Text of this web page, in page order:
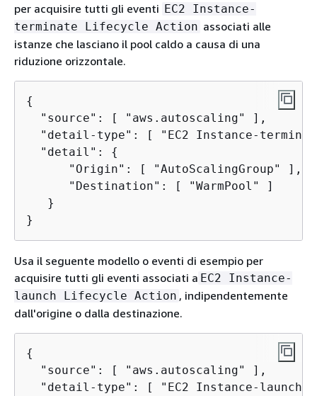
per acquisire tutti gli eventi EC2 Instance-
terminate Lifecycle Action associati alle
istanze che lasciano il pool caldo a causa di una
riduzione orizzontale.
{
  "source": [ "aws.autoscaling" ],
"detail-type": [ "EC2 Instance-
  "detail":
{
      "Origin": [ "AutoScalingGroup" ],
      "Destination": [ "WarmPool" ]
   }
}
Usa il seguente modello o eventi di esempio per
acquisire tutti gli eventi associati a EC2 Instance-
launch Lifecycle Action , indipendentemente
dall'origine o dalla destinazione.
{
  "source": [ "aws.autoscaling" ],
"detail-type": [ "EC2 Instance-launch